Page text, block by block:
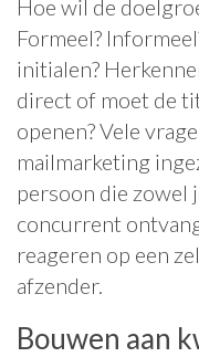
Hoe wil de
Formeel?
initialen?
direct of moet de
openen? Vele
mailmarketing
persoon die zowel
concurrent
reageren op een
afzender.
Bouwen aan